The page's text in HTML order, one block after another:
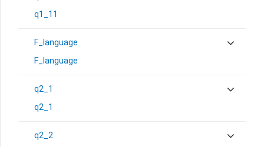
q1_11
F_language
F_language
q2_1
q2_1
q2_2